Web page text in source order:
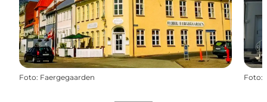
Foto: Faergegaarden Foto: